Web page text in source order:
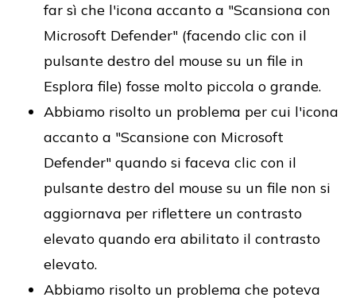
far sì che l'icona accanto a "Scansiona con
Microsoft Defender" (facendo clic con il
pulsante destro del mouse su un file in
Esplora file) fosse molto piccola o grande.
Abbiamo risolto un problema per cui l'icona
accanto a "Scansione con Microsoft
Defender" quando si faceva clic con il
pulsante destro del mouse su un file non si
aggiornava per riflettere un contrasto
elevato quando era abilitato il contrasto
elevato.
Abbiamo risolto un problema che poteva